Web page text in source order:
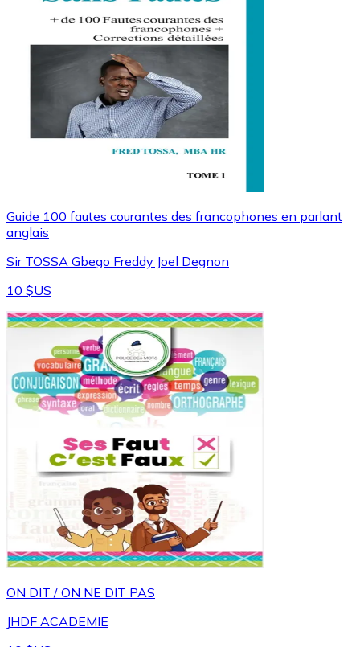
Guide 100 fautes courantes des francophones en parlant
anglais
Sir TOSSA Gbego Freddy Joel Degnon
10 $US
ON DIT / ON NE DIT PAS
JHDF ACADEMIE